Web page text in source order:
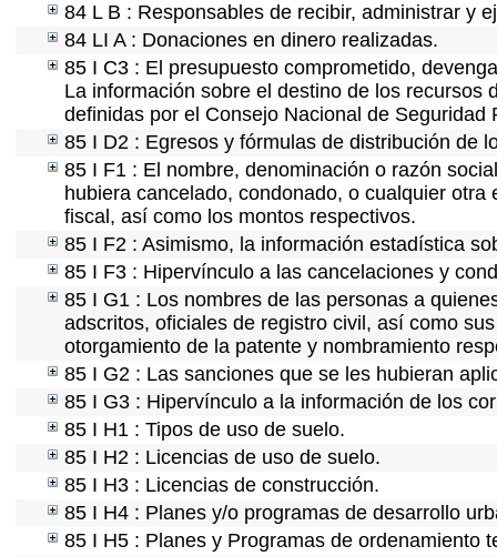
84 L B : Responsables de recibir, administrar y
84 LI A : Donaciones en dinero realizadas.
85 I C3 : El presupuesto comprometido,
La información sobre el destino de los
definidas por el Consejo Nacional de Seguridad
85 I D2 : Egresos y fórmulas de distribución de
85 I F1 : El nombre, denominación o razón
hubiera cancelado, condonado, o cualquier
fiscal, así como los montos respectivos.
85 I F2 : Asimismo, la información estadística
85 I F3 : Hipervínculo a las cancelaciones y
85 I G1 : Los nombres de las personas a
adscritos, oficiales de registro civil, así como
otorgamiento de la patente y nombramiento
85 I G2 : Las sanciones que se les hubieran
85 I G3 : Hipervínculo a la información de los
85 I H1 : Tipos de uso de suelo.
85 I H2 : Licencias de uso de suelo.
85 I H3 : Licencias de construcción.
85 I H4 : Planes y/o programas de desarrollo
85 I H5 : Planes y Programas de ordenamiento